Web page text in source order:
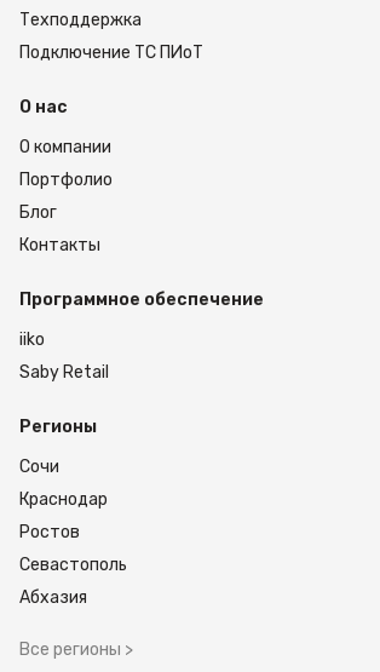
Техподдержка
Подключение ТС ПИоТ
О нас
О компании
Портфолио
Блог
Контакты
Программное обеспечение
iiko
Saby Retail
Регионы
Сочи
Краснодар
Ростов
Севастополь
Абхазия
Все регионы >